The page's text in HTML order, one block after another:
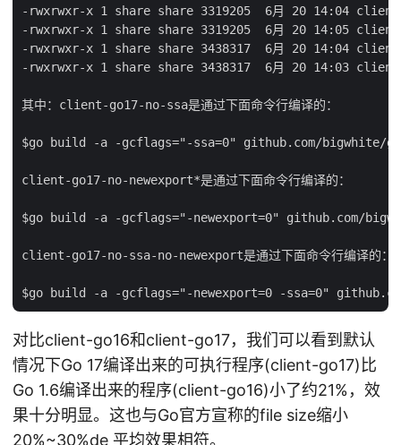
-rwxrwxr-x 1 share share 3319205  6月 20 14:04
-rwxrwxr-x 1 share share 3319205  6月 20 14:05
-rwxrwxr-x 1 share share 3438317  6月 20 14:04
-rwxrwxr-x 1 share share 3438317  6月 20 14:03
其中：client-go17-no-ssa是通过下面命令行编译的：
$go build -a -gcflags="-ssa=0" github.com/bigwhite/
client-go17-no-newexport*是通过下面命令行编译的：
$go build -a -gcflags="-newexport=0" github.com/
client-go17-no-ssa-no-newexport是通过下面命令行编译的：
对比client-go16和client-go17，我们可以看到默认
情况下Go 17编译出来的可执行程序(client-go17)比
Go 1.6编译出来的程序(client-go16)小了约21%，效
果十分明显。这也与Go官方宣称的file size缩小
20%~30%de 平均效果相符。